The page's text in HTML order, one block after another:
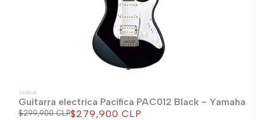
YAMAHA
Guitarra electrica Pacifica PAC012 Black - Yamaha
Precio
$299,900 CLPPrecio
$279,900 CLP